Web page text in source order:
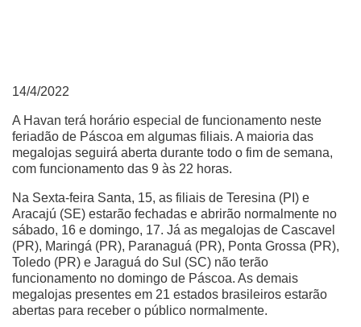
14/4/2022
A Havan terá horário especial de funcionamento neste
feriadão de Páscoa em algumas filiais. A maioria das
megalojas seguirá aberta durante todo o fim de semana,
com funcionamento das 9 às 22 horas.
Na Sexta-feira Santa, 15, as filiais de Teresina (PI) e
Aracajú (SE) estarão fechadas e abrirão normalmente no
sábado, 16 e domingo, 17. Já as megalojas de Cascavel
(PR), Maringá (PR), Paranaguá (PR), Ponta Grossa (PR),
Toledo (PR) e Jaraguá do Sul (SC) não terão
funcionamento no domingo de Páscoa. As demais
megalojas presentes em 21 estados brasileiros estarão
abertas para receber o público normalmente.